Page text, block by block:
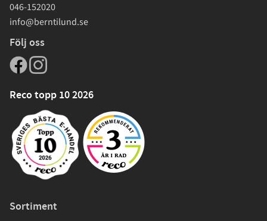
046-152020
info@berntilund.se
Följ oss
Reco topp 10 2026
Sortiment